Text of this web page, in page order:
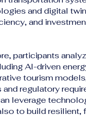
and digital
and
participants
AI-driven
tourism
and regulatory
leverage
to build resilient,